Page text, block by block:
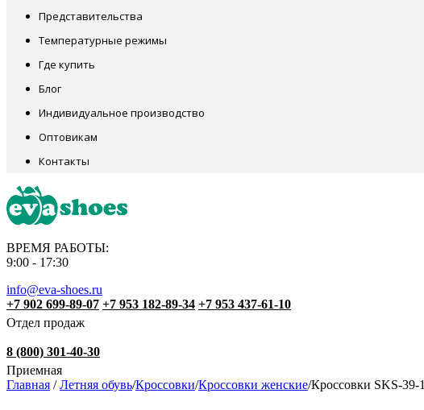
Представительства
Температурные режимы
Где купить
Блог
Индивидуальное производство
Оптовикам
Контакты
ВРЕМЯ РАБОТЫ:
9:00 - 17:30
info@eva-shoes.ru
+7 902 699-89-07 +7 953 182-89-34 +7 953 437-61-10
Отдел продаж
8 (800) 301-40-30
Приемная
Главная / Летняя обувь/Кроссовки/Кроссовки женские/Кроссовки SKS-39-1